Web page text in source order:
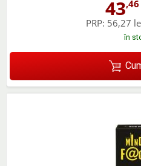
43,46
PRP: 56,27
în